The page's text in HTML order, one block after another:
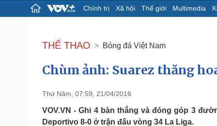
Chính trị Xã hội Thế giới Multimedia
Đảng
Tổ chức nhân sự
Nhận diện sự thật
Tin 24h
Dự báo thời tiết
Dấu ấn VOV
Pháp luật
Vụ án
Quân sự - Quốc phòng
Vũ khí
THỂ THAO Bóng đá Việt Nam
Chùm ảnh: Suarez thăng
Thứ Năm, 07:59, 21/04/2016
VOV.VN - Ghi 4 bàn thắng và đóng góp 3
Deportivo 8-0 ở trận đấu vòng 34 La Liga.